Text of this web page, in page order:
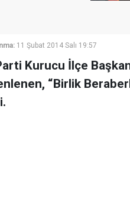
11 Şubat 2014 Salı 19:57
Kurucu İlçe
“Birlik